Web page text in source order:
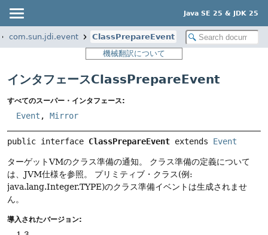
Java SE 25 & JDK 25
com.sun.jdi.event
ClassPrepareEvent
機械翻訳について
インタフェースClassPrepareEvent
すべてのスーパー・インタフェース:
Event , Mirror
public interface ClassPrepareEvent extends Event
ターゲットVMのクラス準備の通知。
クラス準備の定義について
は、JVM仕様を参照。
プリミティブ・クラス(例:
java.lang.Integer.TYPE)のクラス準備イベントは生成されませ
ん。
導入されたバージョン: